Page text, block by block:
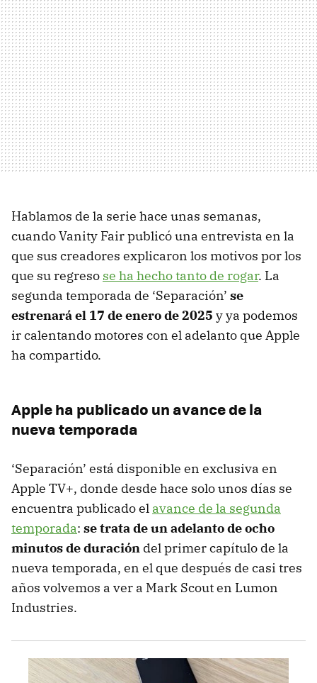
Hablamos de la serie hace unas semanas,
cuando Vanity Fair publicó una entrevista en la
que sus creadores explicaron los motivos por los
que su regreso se ha hecho tanto de rogar. La
segunda temporada de ‘Separación’ se
estrenará el 17 de enero de 2025 y ya podemos
ir calentando motores con el adelanto que Apple
ha compartido.
Apple ha publicado un avance de la
nueva temporada
‘Separación’ está disponible en exclusiva en
Apple TV+, donde desde hace solo unos días se
encuentra publicado el avance de la segunda
temporada: se trata de un adelanto de ocho
minutos de duración del primer capítulo de la
nueva temporada, en el que después de casi tres
años volvemos a ver a Mark Scout en Lumon
Industries.